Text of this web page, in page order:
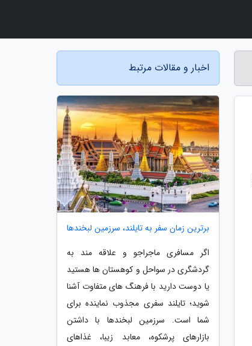
اخبار و مقالات مرتبط
برترین زمان سفر به تایلند، سرزمین لبخندها
اگر مسافری ماجراجو و علاقه مند به
گردشگری در سواحل و کوهستان ها هستید
یا دوست دارید با فرهنگ های متفاوت آشنا
شوید؛ تایلند سفری مجذوب نماینده برای
شما است. سرزمین لبخندها با داشتن
بازارهای پرشکوه، معابد زیبا، غذاهای